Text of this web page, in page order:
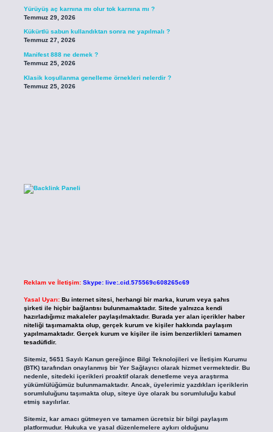
Yürüyüş aç karnına mı olur tok karnına mı ?
Temmuz 29, 2026
Kükürtlü sabun kullandıktan sonra ne yapılmalı ?
Temmuz 27, 2026
Manifest 888 ne demek ?
Temmuz 25, 2026
Klasik koşullanma genelleme örnekleri nelerdir ?
Temmuz 25, 2026
Reklam ve İletişim: Skype: live:.cid.575569c608265c69
Yasal Uyarı: Bu internet sitesi, herhangi bir marka, kurum veya şahıs
şirketi ile hiçbir bağlantısı bulunmamaktadır. Sitede yalnızca kendi
hazırladığımız makaleler paylaşılmaktadır. Burada yer alan içerikler haber
niteliği taşımamakta olup, gerçek kurum ve kişiler hakkında paylaşım
yapılmamaktadır. Gerçek kurum ve kişiler ile isim benzerlikleri tamamen
tesadüfidir.
Sitemiz, 5651 Sayılı Kanun gereğince Bilgi Teknolojileri ve İletişim Kurumu
(BTK) tarafından onaylanmış bir Yer Sağlayıcı olarak hizmet vermektedir. Bu
nedenle, sitedeki içerikleri proaktif olarak denetleme veya araştırma
yükümlülüğümüz bulunmamaktadır. Ancak, üyelerimiz yazdıkları içeriklerin
sorumluluğunu taşımakta olup, siteye üye olarak bu sorumluluğu kabul
etmiş sayılırlar.
Sitemiz, kar amacı gütmeyen ve tamamen ücretsiz bir bilgi paylaşım
platformudur. Hukuka ve yasal düzenlemelere aykırı olduğunu